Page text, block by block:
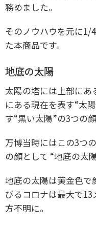
務めました。
そのノウハウを元に1/
た本商品です。
地底の太陽
太陽の塔には上部に
にある現在を表す“太
す“黒い太陽”の3つの顔
万博当時にはこの3つ
の顔として “地底の太
地底の太陽は黄金色
びるコロナは最大で
方不明に。